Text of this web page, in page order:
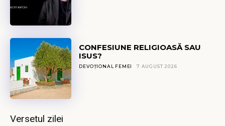
CONFESIUNE RELIGIOASĂ SAU
ISUS?
DEVOȚIONAL FEMEI 7 AUGUST 2026
Versetul zilei